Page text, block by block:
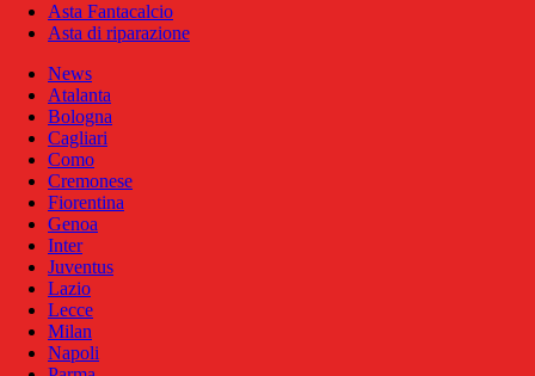
Asta Fantacalcio
Asta di riparazione
News
Atalanta
Bologna
Cagliari
Como
Cremonese
Fiorentina
Genoa
Inter
Juventus
Lazio
Lecce
Milan
Napoli